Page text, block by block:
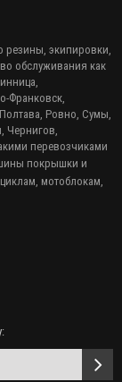
резины, экипировки,
обслуживания как
Франковск,
Ровно, Сумы,
Чернигов,
перевозчиками
покрышки и
мотоблокам,